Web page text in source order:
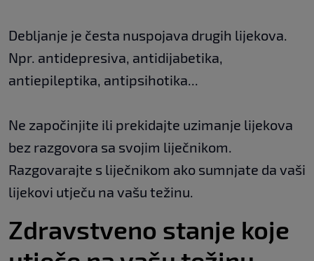
Debljanje je česta nuspojava drugih lijekova.
Npr. antidepresiva, antidijabetika,
antiepileptika, antipsihotika...
Ne započinjite ili prekidajte uzimanje lijekova
bez razgovora sa svojim liječnikom.
Razgovarajte s liječnikom ako sumnjate da vaši
lijekovi utječu na vašu težinu.
Zdravstveno stanje koje